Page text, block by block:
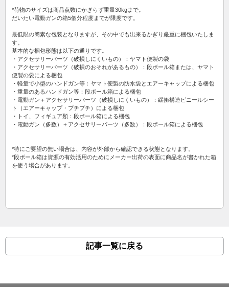
*荷物のサイズは商品点数にかぎらず重量30kgまで。
だいたい電動ガンの箱5個分程度までが限度です。
最低限の簡素な包装となりますが、その中でも出来るかぎり厳重に梱包いたしま
す。
基本的な梱包形態は以下の通りです。
・アクセサリーパーツ（破損しにくいもの）：ヤマト便製の袋
・アクセサリーパーツ（破損のおそれがあるもの）：段ボール箱または、ヤマト
便製の袋による梱包
・軽量で小型のハンドガン等：ヤマト便製の防水袋とエアーキャップによる梱包
・重量のあるハンドガン等：段ボール箱による梱包
・電動ガン＋アクセサリーパーツ（破損しにくいもの）：緩衝構造ビニールシー
ト（エアーキャップ・プチプチ）による梱包
・トイ、フィギュア類：段ボール箱による梱包
・電動ガン（多数）＋アクセサリーパーツ（多数）：段ボール箱による梱包
*特にご要望の無い場合は、内容が外部から確認できる状態となります。
*段ボール箱は資源の有効活用のためにメーカー出荷の表面に商品名が書かれた箱
を使う場合があります。
記事一覧に戻る